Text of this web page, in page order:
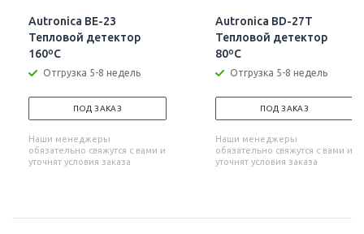
Autronica BE-23
Тепловой детектор
160ºC
Отгрузка 5-8 недель
ПОД ЗАКАЗ
Наши менеджеры
обязательно свяжутся с вами и
уточнят условия заказа
Autronica BD-27T
Тепловой детектор
80ºC
Отгрузка 5-8 недель
ПОД ЗАКАЗ
Наши менеджеры
обязательно свяжутся с вами и
уточнят условия заказа